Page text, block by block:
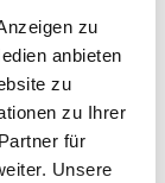
zu
anbieten
zu
zu Ihrer
für
Unsere
Suche
und
Suche
Filter
Nächste